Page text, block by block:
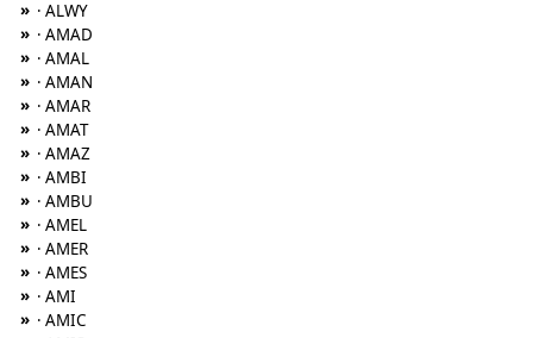
» · ALWY
» · AMAD
» · AMAL
» · AMAN
» · AMAR
» · AMAT
» · AMAZ
» · AMBI
» · AMBU
» · AMEL
» · AMER
» · AMES
» · AMI
» · AMIC